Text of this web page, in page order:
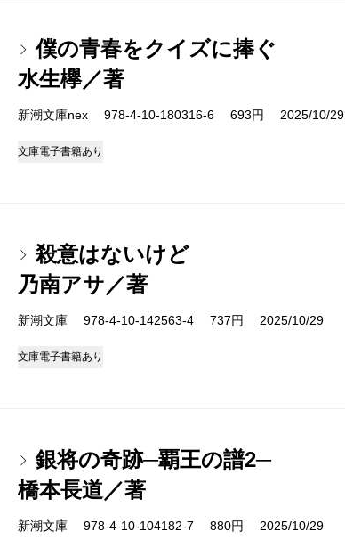
僕の青春をクイズに捧ぐ
水生欅／著
新潮文庫nex 978-4-10-180316-6 693円 2025/10/29
文庫電子書籍あり
殺意はないけど
乃南アサ／著
新潮文庫 978-4-10-142563-4 737円 2025/10/29
文庫電子書籍あり
銀将の奇跡─覇王の譜2─
橋本長道／著
新潮文庫 978-4-10-104182-7 880円 2025/10/29